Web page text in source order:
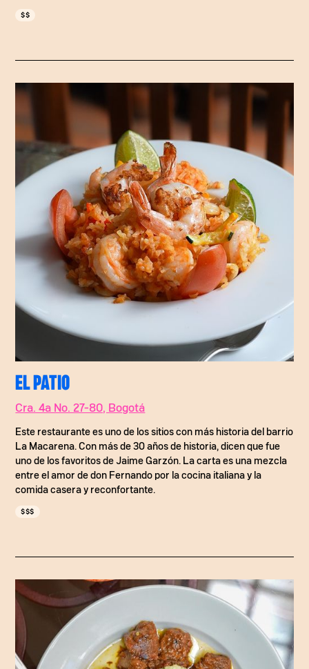
$$
EL PATIO
Cra. 4a No. 27-80, Bogotá
Este restaurante es uno de los sitios con más historia del barrio
La Macarena. Con más de 30 años de historia, dicen que fue
uno de los favoritos de Jaime Garzón. La carta es una mezcla
entre el amor de don Fernando por la cocina italiana y la
comida casera y reconfortante.
$$$